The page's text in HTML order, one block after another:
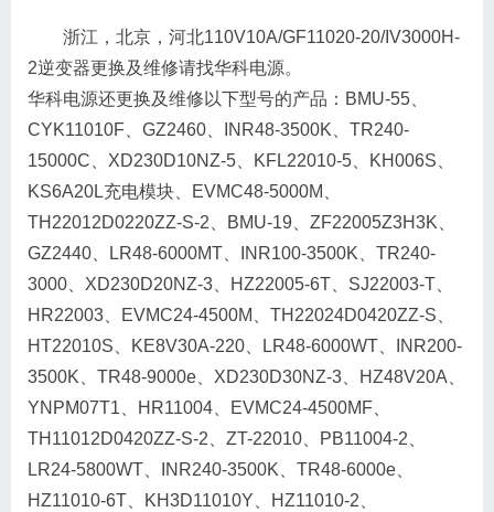
浙江，北京，河北110V10A/GF11020-20/IV3000H-
2逆变器更换及维修请找华科电源。
华科电源还更换及维修以下型号的产品：BMU-55、
CYK11010F、GZ2460、INR48-3500K、TR240-
15000C、XD230D10NZ-5、KFL22010-5、KH006S、
KS6A20L充电模块、EVMC48-5000M、
TH22012D0220ZZ-S-2、BMU-19、ZF22005Z3H3K、
GZ2440、LR48-6000MT、INR100-3500K、TR240-
3000、XD230D20NZ-3、HZ22005-6T、SJ22003-T、
HR22003、EVMC24-4500M、TH22024D0420ZZ-S、
HT22010S、KE8V30A-220、LR48-6000WT、INR200-
3500K、TR48-9000e、XD230D30NZ-3、HZ48V20A、
YNPM07T1、HR11004、EVMC24-4500MF、
TH11012D0420ZZ-S-2、ZT-22010、PB11004-2、
LR24-5800WT、INR240-3500K、TR48-6000e、
HZ11010-6T、KH3D11010Y、HZ11010-2、